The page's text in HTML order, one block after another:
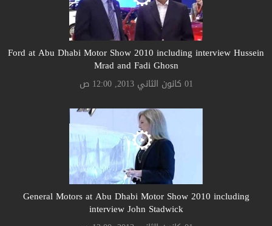
Ford at Abu Dhabi Motor Show 2010 including interview Hussein
Mrad and Fadi Ghosn
01 كانون الثاني 2013, 12:00 ص
General Motors at Abu Dhabi Motor Show 2010 including
interview John Stadwick